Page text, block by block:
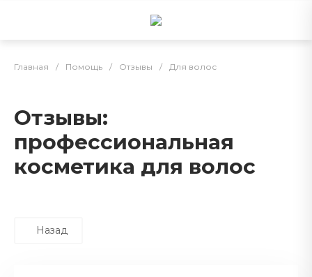
Главная / Помощь / Отзывы / Для волос
Отзывы:
профессиональная
косметика для волос
Назад